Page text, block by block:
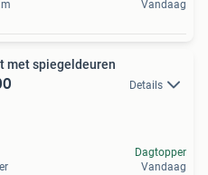
Vandaag
met spiegeldeuren
Details
Dagtopper
Vandaag